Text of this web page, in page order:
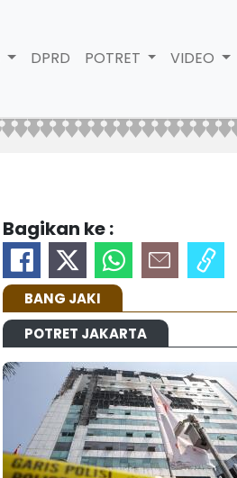
DPRD POTRET VIDEO
Bagikan ke :
BANG JAKI
POTRET JAKARTA